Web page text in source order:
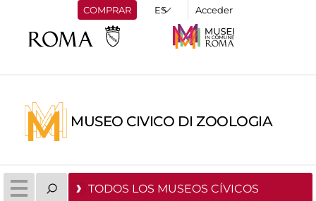
COMPRAR Acceder
MUSEO CIVICO DI ZOOLOGIA
TODOS LOS MUSEOS CÍVICOS